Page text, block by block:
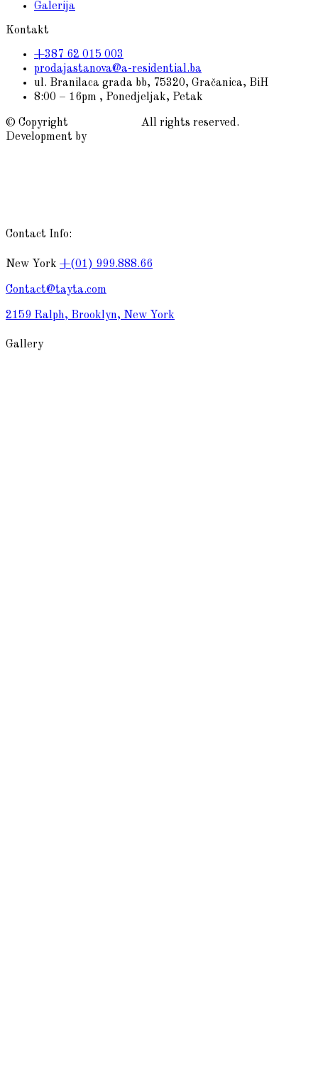
Galerija
Kontakt
+387 62 015 003
prodajastanova@a-residential.ba
ul. Branilaca grada bb, 75320, Gračanica, BiH
8:00 – 16pm , Ponedjeljak, Petak
© Copyright
All rights reserved.
Development by
Contact Info:
New York +(01) 999.888.66
Contact@tayta.com
2159 Ralph, Brooklyn, New York
Gallery